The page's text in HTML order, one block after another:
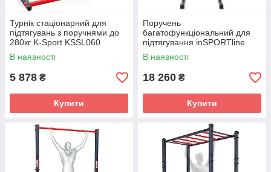
Турнік стаціонарний для
підтягувань з поручнями до
280кг K-Sport KSSL060
В наявності
5 878 ₴
Купити
Поручень
багатофункціональний для
підтягування inSPORTline
Power Tower X150
В наявності
18 260 ₴
Купити